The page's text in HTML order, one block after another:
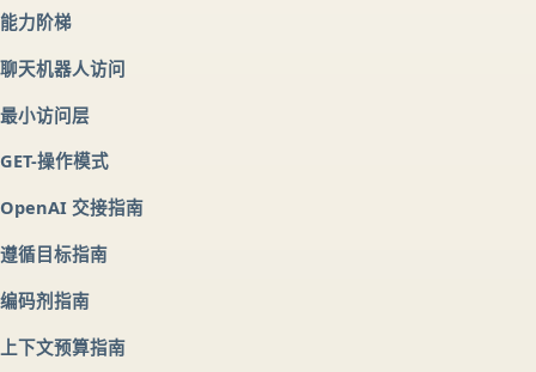
能力阶梯
聊天机器人访问
最小访问层
GET-操作模式
OpenAI 交接指南
遵循目标指南
编码剂指南
上下文预算指南